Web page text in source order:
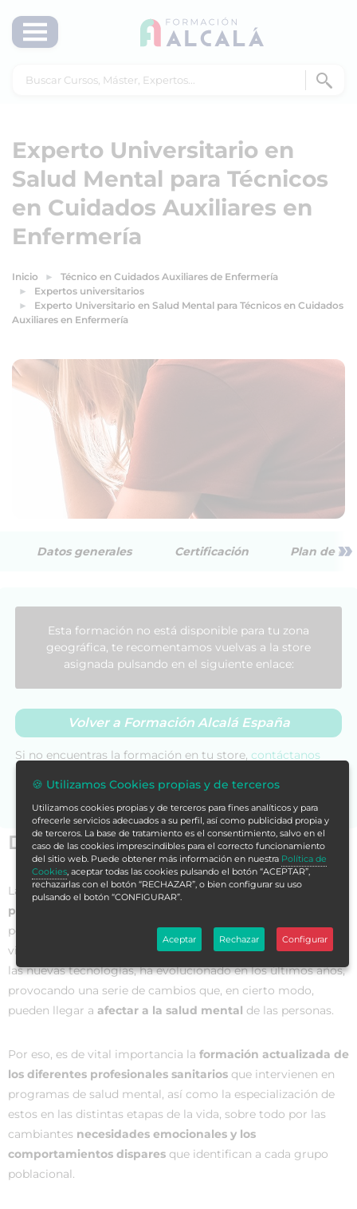
Experto Universitario en
Salud Mental para Técnicos
en Cuidados Auxiliares en
Enfermería
Inicio
Técnico en Cuidados Auxiliares de Enfermería
Expertos universitarios
Experto Universitario en Salud Mental para Técnicos en Cuidados
Auxiliares en Enfermería
Datos generales Certificación Plan de »
Datos generales
La
salud mental incluye el bienestar emocional,
psicológico y social
pensamos, sentimos y actuamos cuando enfrentamos la
vida. Lo cierto es que la sociedad, de la mano del avance de
las nuevas tecnologías, ha evolucionado en los últimos años,
provocando una serie de cambios que, en cierto modo,
pueden llegar a afectar a la salud mental de las personas.
Por eso, es de vital importancia la formación actualizada de
los diferentes profesionales sanitarios que intervienen en
programas de salud mental, así como la especialización de
estos en las distintas etapas de la vida, sobre todo por las
cambiantes necesidades emocionales y los
comportamientos dispares que identifican a cada grupo
poblacional.
Esta formación no está disponible para tu zona
geográfica, te recomentamos vuelvas a la store
asignada pulsando en el siguiente enlace:
Volver a Formación Alcalá España
Si no encuentras la formación en tu store, contáctanos
🍪 Utilizamos Cookies propias y de terceros
Utilizamos cookies propias y de terceros para fines analíticos y para
ofrecerle servicios adecuados a su perfil, así como publicidad propia y
de terceros. La base de tratamiento es el consentimiento, salvo en el
caso de las cookies imprescindibles para el correcto funcionamiento
del sitio web. Puede obtener más información en nuestra Política de
Cookies , aceptar todas las cookies pulsando el botón “ACEPTAR”,
rechazarlas con el botón “RECHAZAR”, o bien configurar su uso
pulsando el botón “CONFIGURAR”.
Aceptar Rechazar Configurar